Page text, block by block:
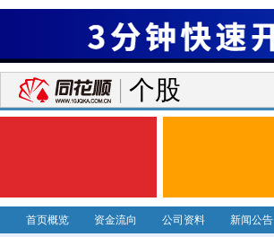
个股
首页概览 资金流向 公司资料 新闻公告